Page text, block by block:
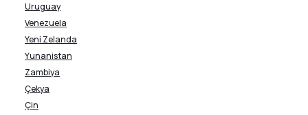
Uruguay
Venezuela
Yeni Zelanda
Yunanistan
Zambiya
Çekya
Çin